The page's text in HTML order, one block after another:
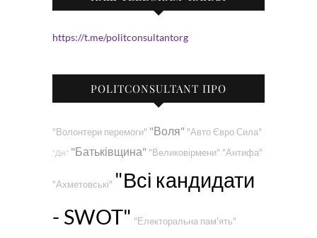
https://t.me/politconsultantorg
POLITCONSULTANT ПРО
"Волонтери перемоги" "Воля" "Авто Євро Сила"
"Дія" "Батьківщина" "Великовірмени" "Антифа"
"Ахметовські" "Всі кандидати
- SWOT" "Електоральна пам'ять"